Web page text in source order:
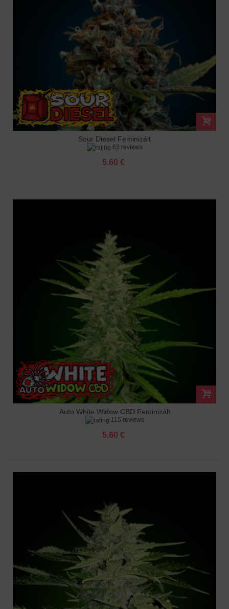
Sour Diesel Feminizált
62 reviews
5.60 €
Auto White Widow CBD Feminizált
115 reviews
5.60 €